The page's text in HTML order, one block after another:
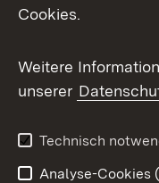
Messenger
Social Wall
X / Twitter
Youtube
Cookies.
Weitere
unserer
Technisch
Analyse-Cookies